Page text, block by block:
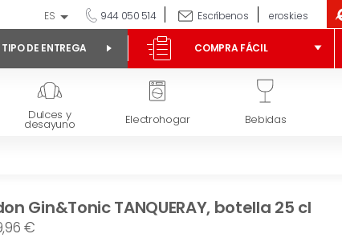
ES 944 050 514 Escríbenos eroski.es
TIPO DE ENTREGA COMPRA FÁCIL
Dulces y
desayuno Electrohogar Bebidas
Gin&Tonic TANQUERAY, botella 25 cl
€